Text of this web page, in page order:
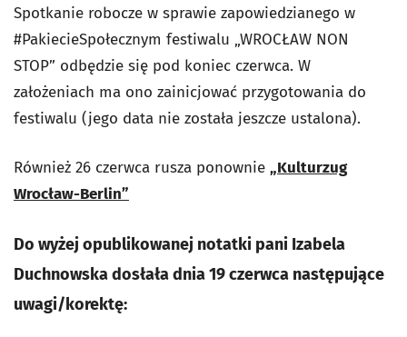
Spotkanie robocze w sprawie zapowiedzianego w
#PakiecieSpołecznym festiwalu „WROCŁAW NON
STOP” odbędzie się pod koniec czerwca. W
założeniach ma ono zainicjować przygotowania do
festiwalu (jego data nie została jeszcze ustalona).
Również 26 czerwca rusza ponownie „Kulturzug
Wrocław-Berlin”
Do wyżej opublikowanej notatki pani Izabela
Duchnowska dosłała dnia 19 czerwca następujące
uwagi/korektę: